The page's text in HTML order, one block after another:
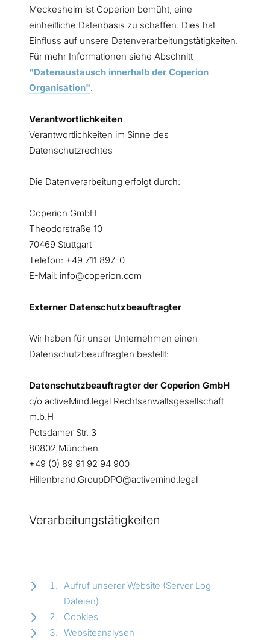
Meckesheim ist Coperion bemüht, eine
einheitliche Datenbasis zu schaffen. Dies hat
Einfluss auf unsere Datenverarbeitungstätigkeiten.
Für mehr Informationen siehe Abschnitt
"Datenaustausch innerhalb der Coperion
Organisation".
Verantwortlichkeiten
Verantwortlichkeiten im Sinne des
Datenschutzrechtes
Die Datenverarbeitung erfolgt durch:
Coperion GmbH
Theodorstraße 10
70469 Stuttgart
Telefon: +49 711 897-0
E-Mail: info@coperion.com
Externer Datenschutzbeauftragter
Wir haben für unser Unternehmen einen
Datenschutzbeauftragten bestellt:
Datenschutzbeauftragter der Coperion GmbH
c/o activeMind.legal Rechtsanwaltsgesellschaft
m.b.H
Potsdamer Str. 3
80802 München
+49 (0) 89 91 92 94 900
Hillenbrand.GroupDPO@activemind.legal
Verarbeitungstätigkeiten
Aufruf unserer Website (Server Log-
Dateien)
Cookies
Websiteanalysen